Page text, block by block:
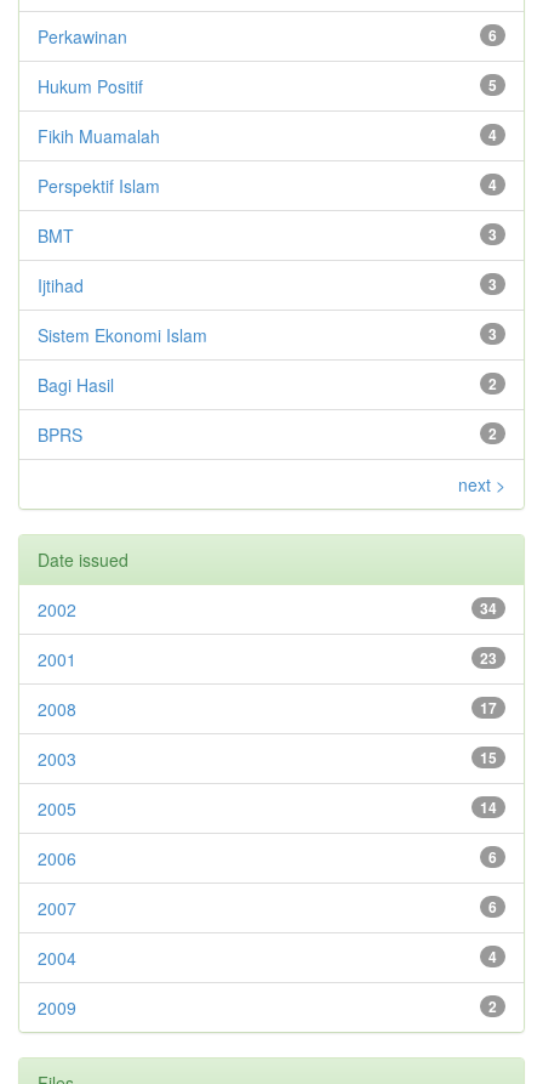
6
Perkawinan
5
Hukum Positif
4
Fikih Muamalah
4
Perspektif Islam
3
BMT
3
Ijtihad
3
Sistem Ekonomi Islam
2
Bagi Hasil
2
BPRS
next >
Date issued
34
2002
23
2001
17
2008
15
2003
14
2005
6
2006
6
2007
4
2004
2
2009